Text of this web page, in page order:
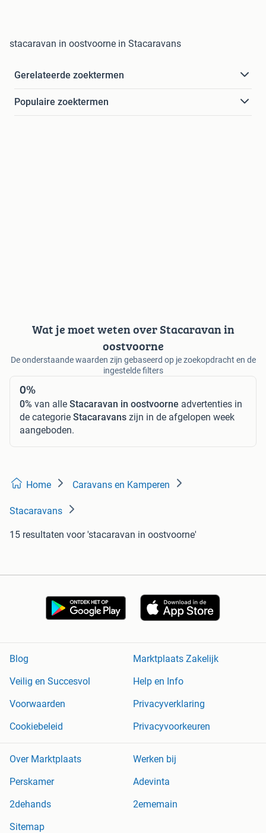
stacaravan in oostvoorne in Stacaravans
Gerelateerde zoektermen
Populaire zoektermen
Wat je moet weten over Stacaravan in
oostvoorne
De onderstaande waarden zijn gebaseerd op je zoekopdracht en de
ingestelde filters
0%
0% van alle Stacaravan in oostvoorne advertenties in
de categorie Stacaravans zijn in de afgelopen week
aangeboden.
Home Caravans en Kamperen
Stacaravans
15 resultaten voor 'stacaravan in oostvoorne'
Blog
Marktplaats Zakelijk
Veilig en Succesvol
Help en Info
Voorwaarden
Privacyverklaring
Cookiebeleid
Privacyvoorkeuren
Over Marktplaats
Werken bij
Perskamer
Adevinta
2dehands
2ememain
Sitemap